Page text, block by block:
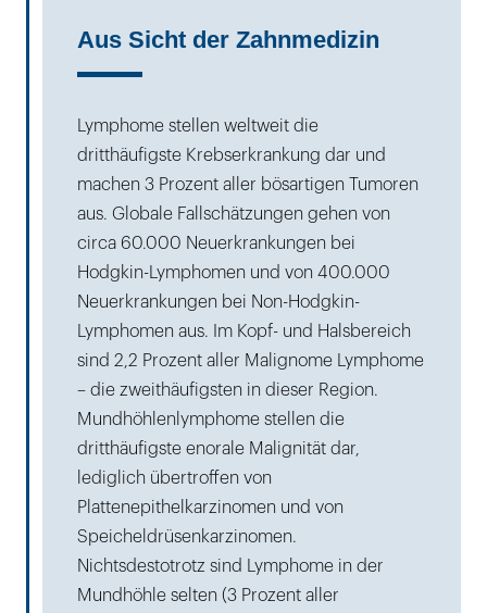
Aus Sicht der Zahnmedizin
Lymphome stellen weltweit die
dritthäufigste Krebserkrankung dar und
machen 3 Prozent aller bösartigen Tumoren
aus. Globale Fallschätzungen gehen von
circa 60.000 Neuerkrankungen bei
Hodgkin-Lymphomen und von 400.000
Neuerkrankungen bei Non-Hodgkin-
Lymphomen aus. Im Kopf- und Halsbereich
sind 2,2 Prozent aller Malignome Lymphome
– die zweithäufigsten in dieser Region.
Mundhöhlenlymphome stellen die
dritthäufigste enorale Malignität dar,
lediglich übertroffen von
Plattenepithelkarzinomen und von
Speicheldrüsenkarzinomen.
Nichtsdestotrotz sind Lymphome in der
Mundhöhle selten (3 Prozent aller